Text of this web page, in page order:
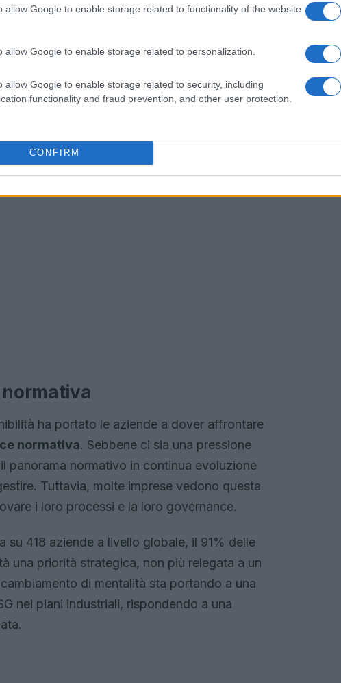
allow Google to enable storage related to functionality of the website
allow Google to enable storage related to personalization.
allow Google to enable storage related to security, including
functionality and fraud prevention, and other user protection.
CONFIRM
le performance ambientali e sociali; dall’altro,
l’impatto delle strategie adottate. Per
associare ogni azione aindicatori
come laCSRD e altri criteri ESG.
ha portato le aziende a dover affrontare
normativa. Sebbene ci sia una pressione
panorama normativo in continua evoluzione
Tuttavia, molte imprese vedono questa
i loro processi e la loro governance.
418 aziende a livello globale, il 91% delle
una priorità strategica, non più relegata a un
di mentalità sta portando a una
nei piani industriali, rispondendo a una